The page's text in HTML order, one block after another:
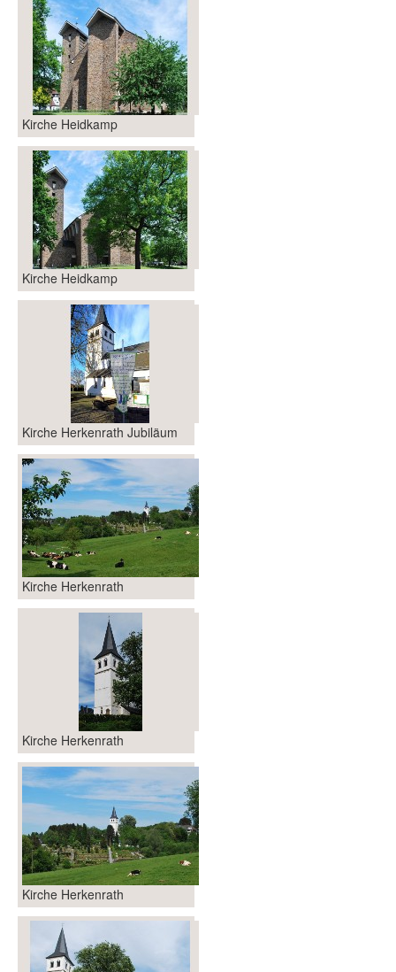
Kirche Heidkamp
Kirche Heidkamp
Kirche Herkenrath Jubiläum
Kirche Herkenrath
Kirche Herkenrath
Kirche Herkenrath